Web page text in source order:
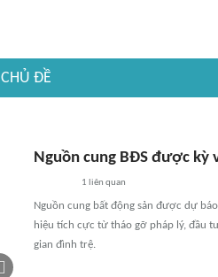
CHỦ ĐỀ
Nguồn cung BĐS được
1 liên quan
Nguồn cung bất động sản được dự
hiệu tích cực từ tháo gỡ pháp lý, đầu
gian đình trệ.